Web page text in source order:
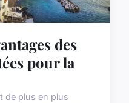
des
pour la
de plus en plus